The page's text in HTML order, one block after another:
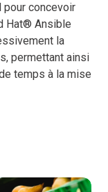
pour concevoir
Hat® Ansible
la
permettant ainsi
temps à la mise